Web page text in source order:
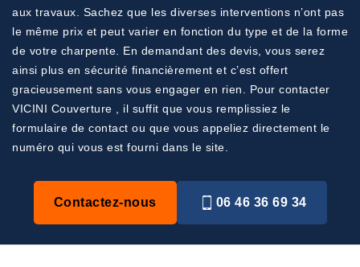
aux travaux. Sachez que les diverses interventions n’ont pas
le même prix et peut varier en fonction du type et de la forme
de votre charpente. En demandant des devis, vous serez
ainsi plus en sécurité financièrement et c’est offert
gracieusement sans vous engager en rien. Pour contacter
VICINI Couverture , il suffit que vous remplissiez le
formulaire de contact ou que vous appeliez directement le
numéro qui vous est fourni dans le site.
Contactez-nous 06 46 36 69 34